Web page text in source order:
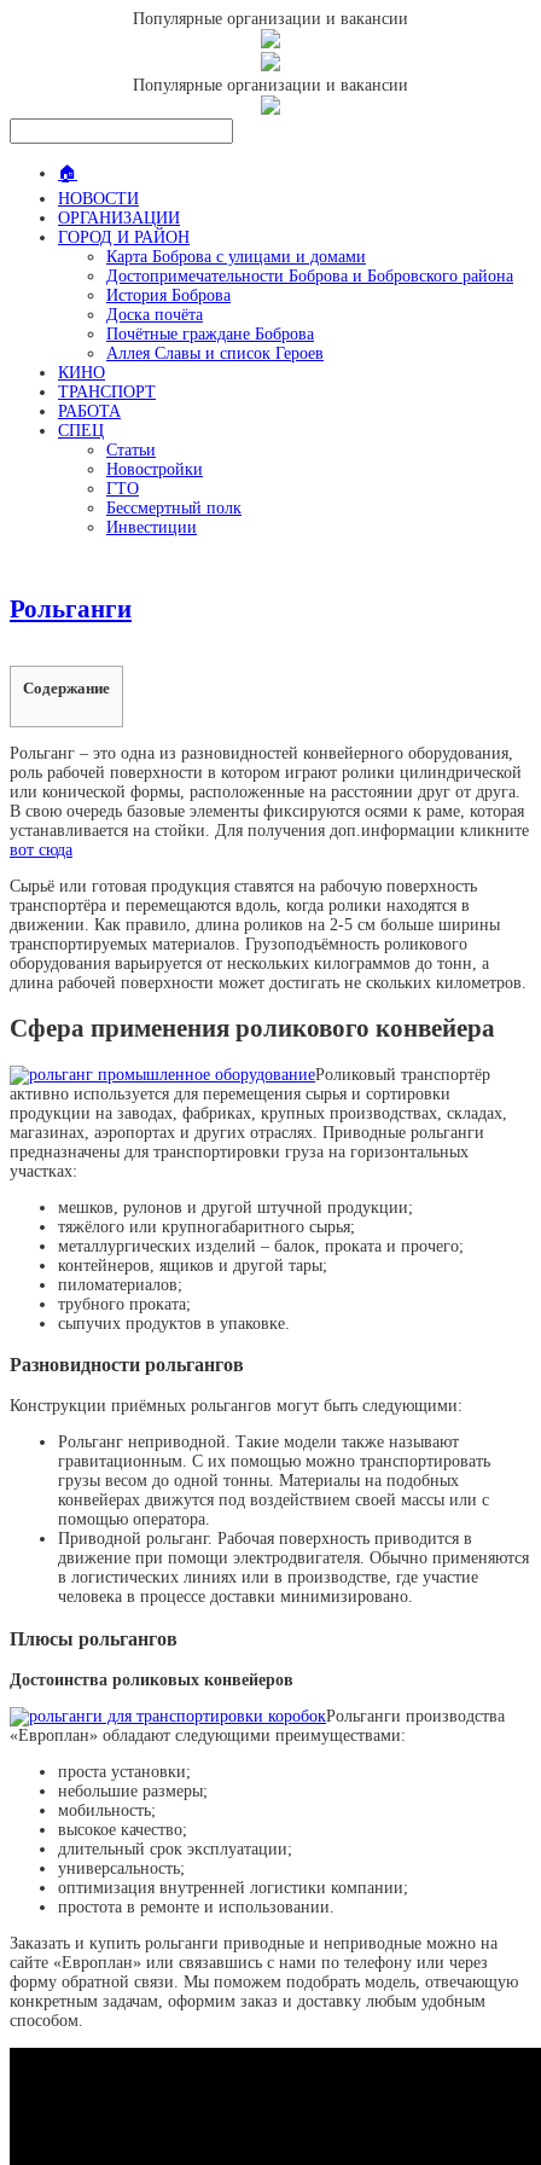
Популярные организации и вакансии
Популярные организации и вакансии
🏠
НОВОСТИ
ОРГАНИЗАЦИИ
ГОРОД И РАЙОН
Карта Боброва с улицами и домами
Достопримечательности Боброва и Бобровского района
История Боброва
Доска почёта
Почётные граждане Боброва
Аллея Славы и список Героев
КИНО
ТРАНСПОРТ
РАБОТА
СПЕЦ
Статьи
Новостройки
ГТО
Бессмертный полк
Инвестиции
Рольганги
Содержание
Рольганг – это одна из разновидностей конвейерного оборудования,
роль рабочей поверхности в котором играют ролики цилиндрической
или конической формы, расположенные на расстоянии друг от друга.
В свою очередь базовые элементы фиксируются осями к раме, которая
устанавливается на стойки. Для получения доп.информации кликните
вот сюда
Сырьё или готовая продукция ставятся на рабочую поверхность
транспортёра и перемещаются вдоль, когда ролики находятся в
движении. Как правило, длина роликов на 2-5 см больше ширины
транспортируемых материалов. Грузоподъёмность роликового
оборудования варьируется от нескольких килограммов до тонн, а
длина рабочей поверхности может достигать не скольких километров.
Сфера применения роликового конвейера
Роликовый транспортёр
активно используется для перемещения сырья и сортировки
продукции на заводах, фабриках, крупных производствах, складах,
магазинах, аэропортах и других отраслях. Приводные рольганги
предназначены для транспортировки груза на горизонтальных
участках:
мешков, рулонов и другой штучной продукции;
тяжёлого или крупногабаритного сырья;
металлургических изделий – балок, проката и прочего;
контейнеров, ящиков и другой тары;
пиломатериалов;
трубного проката;
сыпучих продуктов в упаковке.
Разновидности рольгангов
Конструкции приёмных рольгангов могут быть следующими:
Рольганг неприводной. Такие модели также называют
гравитационным. С их помощью можно транспортировать
грузы весом до одной тонны. Материалы на подобных
конвейерах движутся под воздействием своей массы или с
помощью оператора.
Приводной рольганг. Рабочая поверхность приводится в
движение при помощи электродвигателя. Обычно применяются
в логистических линиях или в производстве, где участие
человека в процессе доставки минимизировано.
Плюсы рольгангов
Достоинства роликовых конвейеров
Рольганги производства
«Европлан» обладают следующими преимуществами:
проста установки;
небольшие размеры;
мобильность;
высокое качество;
длительный срок эксплуатации;
универсальность;
оптимизация внутренней логистики компании;
простота в ремонте и использовании.
Заказать и купить рольганги приводные и неприводные можно на
сайте «Европлан» или связавшись с нами по телефону или через
форму обратной связи. Мы поможем подобрать модель, отвечающую
конкретным задачам, оформим заказ и доставку любым удобным
способом.